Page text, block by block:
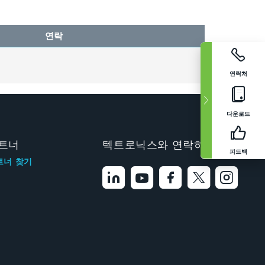
연락처
다운로드
피드백
연락
너
너 찾기
텍트로닉스와 연락하기